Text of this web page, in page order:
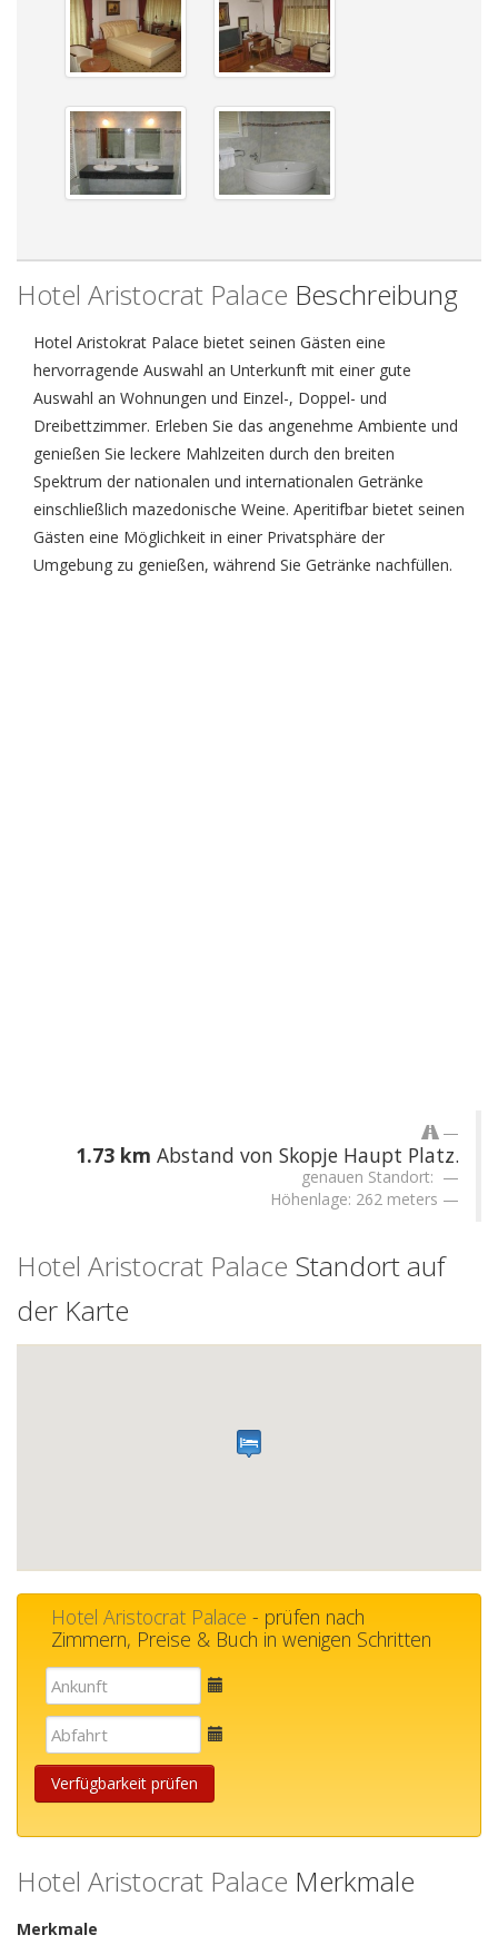
Hotel Aristocrat Palace Beschreibung
Hotel Aristokrat Palace bietet seinen Gästen eine
hervorragende Auswahl an Unterkunft mit einer gute
Auswahl an Wohnungen und Einzel-, Doppel- und
Dreibettzimmer. Erleben Sie das angenehme Ambiente und
genießen Sie leckere Mahlzeiten durch den breiten
Spektrum der nationalen und internationalen Getränke
einschließlich mazedonische Weine. Aperitifbar bietet seinen
Gästen eine Möglichkeit in einer Privatsphäre der
Umgebung zu genießen, während Sie Getränke nachfüllen.
1.73 km Abstand von Skopje Haupt Platz.
genauen Standort:
Höhenlage: 262 meters
Hotel Aristocrat Palace Standort auf
der Karte
Hotel Aristocrat Palace - prüfen nach
Zimmern, Preise & Buch in wenigen Schritten
E-
mail
E-
mail
Verfügbarkeit prüfen
Hotel Aristocrat Palace Merkmale
Merkmale